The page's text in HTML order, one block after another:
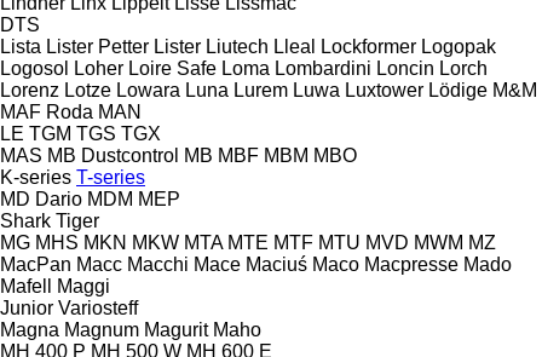
DTS
Lista Lister Petter Lister Liutech Lleal Lockformer Logopak
Logosol
Loher Loire Safe Loma Lombardini Loncin Lorch
Lorenz Lotze Lowara Luna Lurem Luwa Luxtower Lödige M&M
MAF Roda MAN
LE TGM TGS TGX
MAS MB Dustcontrol MB MBF MBM MBO
K-series T-series
MD Dario MDM MEP
Shark Tiger
MG MHS MKN MKW MTA MTE MTF MTU MVD MWM MZ
MacPan Macc Macchi Mace Maciuś Maco Macpresse Mado
Mafell
Maggi
Junior Variosteff
Magna Magnum Magurit Maho
MH 400 P MH 500 W MH 600 E